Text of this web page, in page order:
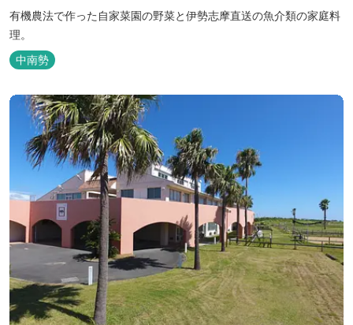
有機農法で作った自家菜園の野菜と伊勢志摩直送の魚介類の家庭料
理。
中南勢